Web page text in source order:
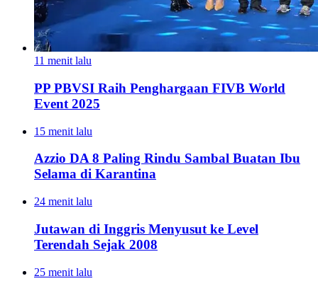
11 menit lalu
PP PBVSI Raih Penghargaan FIVB World
Event 2025
15 menit lalu
Azzio DA 8 Paling Rindu Sambal Buatan Ibu
Selama di Karantina
24 menit lalu
Jutawan di Inggris Menyusut ke Level
Terendah Sejak 2008
25 menit lalu